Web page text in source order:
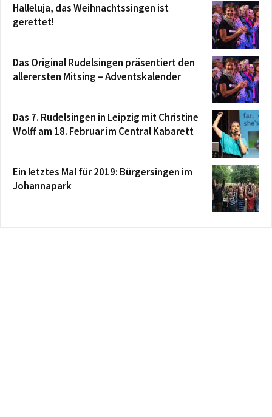
Halleluja, das Weihnachtssingen ist
gerettet!
Das Original Rudelsingen präsentiert den
allerersten Mitsing – Adventskalender
Das 7. Rudelsingen in Leipzig mit Christine
Wolff am 18. Februar im Central Kabarett
Ein letztes Mal für 2019: Bürgersingen im
Johannapark